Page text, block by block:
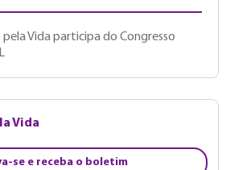
Vida participa do Congresso
Vida
se e receba o boletim